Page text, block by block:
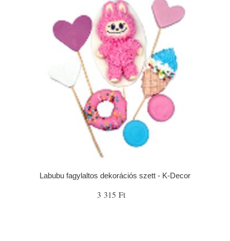
Labubu fagylaltos dekorációs szett - K-Decor
3 315 Ft